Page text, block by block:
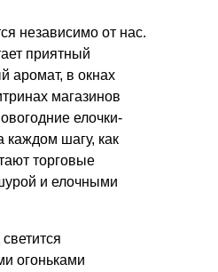
независимо от нас.
приятный
аромат, в окнах
магазинов
елочки-
каждом шагу, как
торговые
и елочными
огоньками